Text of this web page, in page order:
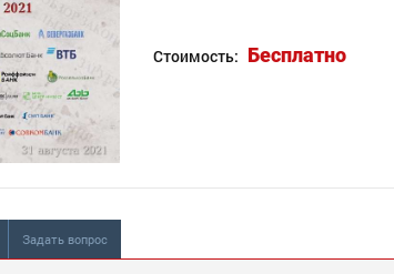
Стоимость: Бесплатно
Задать вопрос